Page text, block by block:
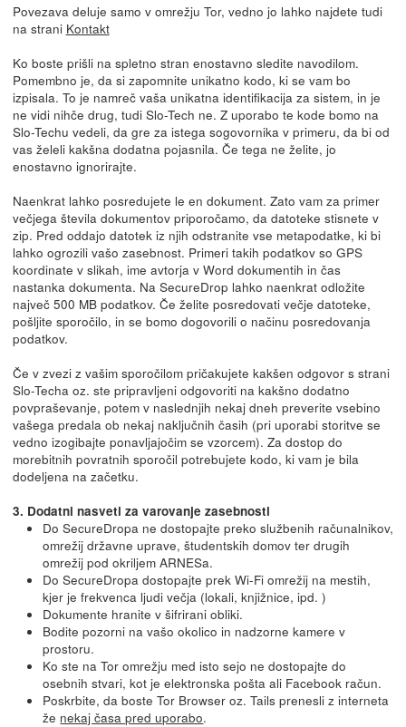
Povezava deluje samo v omrežju Tor, vedno jo lahko najdete tudi
na strani Kontakt
Ko boste prišli na spletno stran enostavno sledite navodilom.
Pomembno je, da si zapomnite unikatno kodo, ki se vam bo
izpisala. To je namreč vaša unikatna identifikacija za sistem, in je
ne vidi nihče drug, tudi Slo-Tech ne. Z uporabo te kode bomo na
Slo-Techu vedeli, da gre za istega sogovornika v primeru, da bi od
vas želeli kakšna dodatna pojasnila. Če tega ne želite, jo
enostavno ignorirajte.
Naenkrat lahko posredujete le en dokument. Zato vam za primer
večjega števila dokumentov priporočamo, da datoteke stisnete v
zip. Pred oddajo datotek iz njih odstranite vse metapodatke, ki bi
lahko ogrozili vašo zasebnost. Primeri takih podatkov so GPS
koordinate v slikah, ime avtorja v Word dokumentih in čas
nastanka dokumenta. Na SecureDrop lahko naenkrat odložite
največ 500 MB podatkov. Če želite posredovati večje datoteke,
pošljite sporočilo, in se bomo dogovorili o načinu posredovanja
podatkov.
Če v zvezi z vašim sporočilom pričakujete kakšen odgovor s strani
Slo-Techa oz. ste pripravljeni odgovoriti na kakšno dodatno
povpraševanje, potem v naslednjih nekaj dneh preverite vsebino
vašega predala ob nekaj naključnih časih (pri uporabi storitve se
vedno izogibajte ponavljajočim se vzorcem). Za dostop do
morebitnih povratnih sporočil potrebujete kodo, ki vam je bila
dodeljena na začetku.
3. Dodatni nasveti za varovanje zasebnosti
Do SecureDropa ne dostopajte preko službenih računalnikov,
omrežij državne uprave, študentskih domov ter drugih
omrežij pod okriljem ARNESa.
Do SecureDropa dostopajte prek Wi-Fi omrežij na mestih,
kjer je frekvenca ljudi večja (lokali, knjižnice, ipd. )
Dokumente hranite v šifrirani obliki.
Bodite pozorni na vašo okolico in nadzorne kamere v
prostoru.
Ko ste na Tor omrežju med isto sejo ne dostopajte do
osebnih stvari, kot je elektronska pošta ali Facebook račun.
Poskrbite, da boste Tor Browser oz. Tails prenesli z interneta
že nekaj časa pred uporabo.